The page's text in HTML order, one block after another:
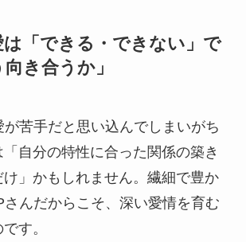
は「できる・できない」で
き合うか」
苦手だと思い込んでしまいがち
自分の特性に合った関係の築き
」かもしれません。繊細で豊か
さんだからこそ、深い愛情を育む
す。